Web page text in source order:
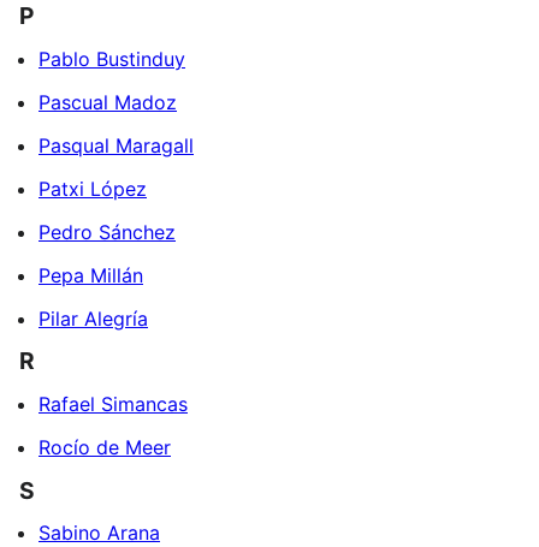
P
Pablo Bustinduy
Pascual Madoz
Pasqual Maragall
Patxi López
Pedro Sánchez
Pepa Millán
Pilar Alegría
R
Rafael Simancas
Rocío de Meer
S
Sabino Arana